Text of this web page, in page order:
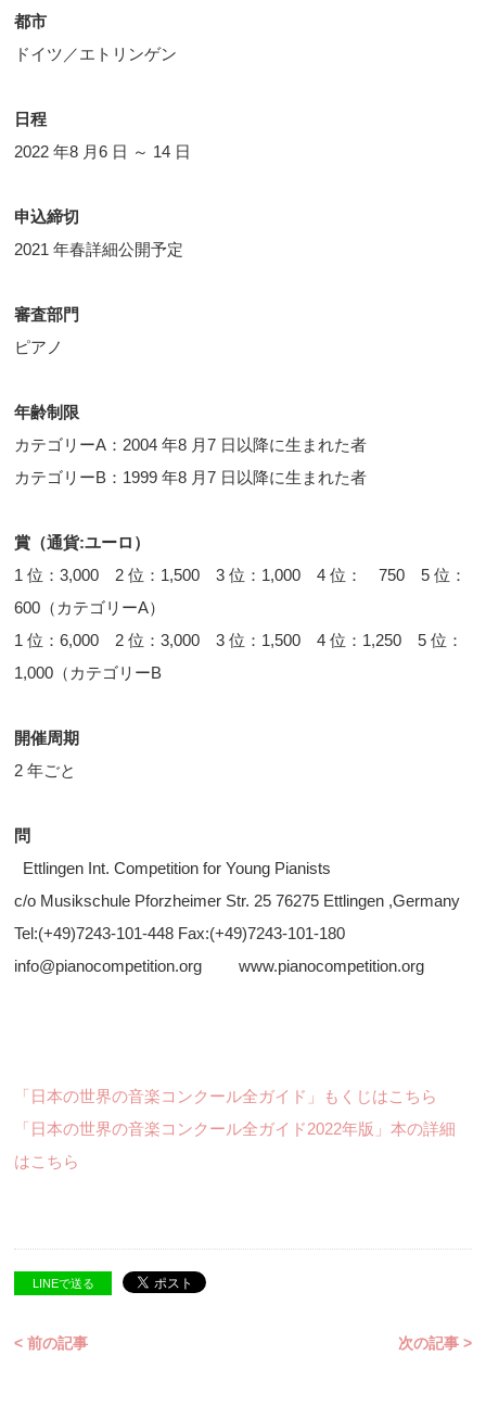
都市
ドイツ／エトリンゲン
日程
2022 年8 月6 日 ～ 14 日
申込締切
2021 年春詳細公開予定
審査部門
ピアノ
年齢制限
カテゴリーA：2004 年8 月7 日以降に生まれた者
カテゴリーB：1999 年8 月7 日以降に生まれた者
賞（通貨:ユーロ）
1 位：3,000 2 位：1,500 3 位：1,000 4 位： 750 5 位：
600（カテゴリーA）
1 位：6,000 2 位：3,000 3 位：1,500 4 位：1,250 5 位：
1,000（カテゴリーB
開催周期
2 年ごと
問
Ettlingen Int. Competition for Young Pianists
c/o Musikschule Pforzheimer Str. 25 76275 Ettlingen ,Germany
Tel:(+49)7243-101-448 Fax:(+49)7243-101-180
info@pianocompetition.org www.pianocompetition.org
「日本の世界の音楽コンクール全ガイド」もくじはこちら
「日本の世界の音楽コンクール全ガイド2022年版」本の詳細
はこちら
LINEで送る
< 前の記事 次の記事 >